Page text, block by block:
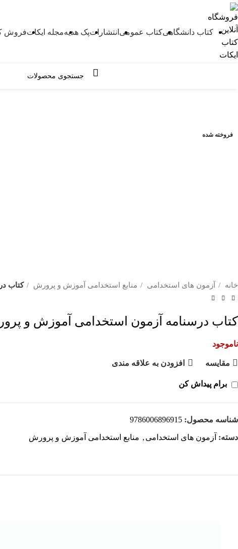
کتاب دانشگاهیکتاب عمومی انتشاراتپک هدیهمجله ایکاتفروش
فروخته شده
خانه آزمون های استخدامی منابع استخدامی آموزش و پرورش کتاب
کتاب درسنامه آزمون استخدامی آموزش و
ناموجود
مقايسه افزودن به علاقه مندی
برام پیداش کن
شناسه محصول: 9786006896915
دسته: آزمون های استخدامی , منابع استخدامی آموزش و پرورش